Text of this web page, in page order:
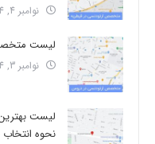
نوامبر 4, 2024
لیست
نوامبر 3, 2024
لیست
نحوه